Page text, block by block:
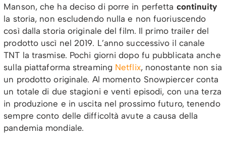
Manson, che ha deciso di porre in perfetta continuity
la storia, non escludendo nulla e non fuoriuscendo
così dalla storia originale del film. Il primo trailer del
prodotto uscì nel 2019. L’anno successivo il canale
TNT la trasmise. Pochi giorni dopo fu pubblicata anche
sulla piattaforma streaming Netflix, nonostante non sia
un prodotto originale. Al momento Snowpiercer conta
un totale di due stagioni e venti episodi, con una terza
in produzione e in uscita nel prossimo futuro, tenendo
sempre conto delle difficoltà avute a causa della
pandemia mondiale.